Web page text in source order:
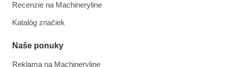
Recenzie na Machineryline
Katalóg značiek
Naše ponuky
Reklama na Machineryline